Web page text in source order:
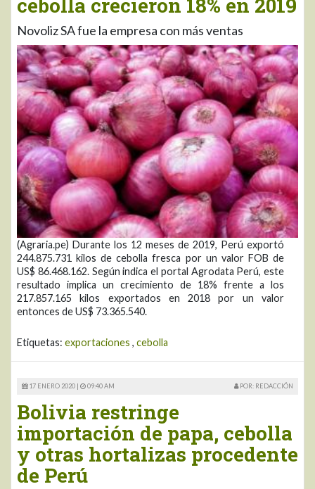
cebolla crecieron 18% en 2019
Novoliz SA fue la empresa con más ventas
(Agraria.pe) Durante los 12 meses de 2019, Perú exportó
244.875.731 kilos de cebolla fresca por un valor FOB de
US$ 86.468.162. Según indica el portal Agrodata Perú, este
resultado implica un crecimiento de 18% frente a los
217.857.165 kilos exportados en 2018 por un valor
entonces de US$ 73.365.540.
Etiquetas: exportaciones , cebolla
17 ENERO 2020 | 09:40 AM POR: REDACCIÓN
Bolivia restringe
importación de papa, cebolla
y otras hortalizas procedente
de Perú